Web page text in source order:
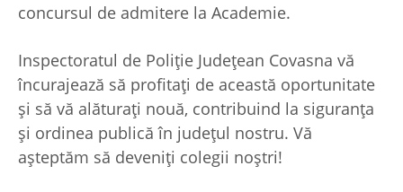
concursul de admitere la Academie.
Inspectoratul de Poliție Județean Covasna vă
încurajează să profitați de această oportunitate
și să vă alăturați nouă, contribuind la siguranța
și ordinea publică în județul nostru. Vă
așteptăm să deveniți colegii noștri!